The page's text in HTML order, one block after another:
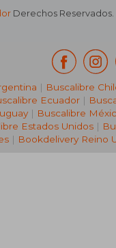
Derechos Reservados.
| Buscalibre
Ecuador |
| Buscalibre
Estados Unidos|
| Bookdelivery Reino